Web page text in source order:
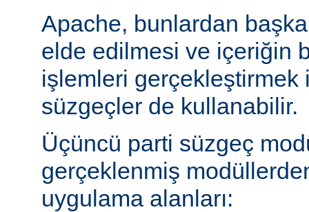
Apache, bunlardan
elde edilmesi ve içeriğin
işlemleri gerçekleştirmek
süzgeçler de kullanabilir.
Üçüncü parti süzgeç
gerçeklenmiş
uygulama alanları: